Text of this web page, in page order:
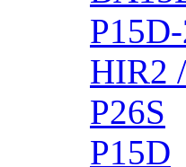
HIR2
P26S
P15D